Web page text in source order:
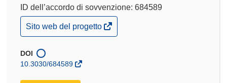
ID dell’accordo di sovvenzione: 684589
(si
apre
una
nuova
Sito web del progetto
DOI
10.3030/684589